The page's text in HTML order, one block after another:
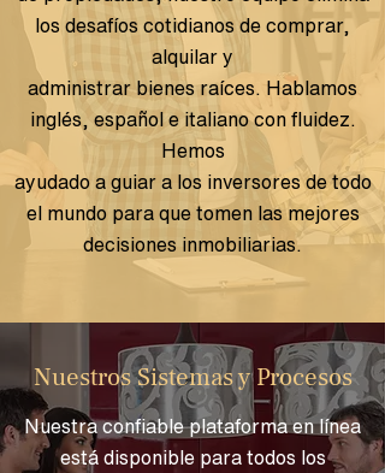
los desafíos cotidianos de comprar,
alquilar y
administrar bienes raíces. Hablamos
inglés, español e italiano con fluidez.
Hemos
ayudado a guiar a los inversores de todo
el mundo para que tomen las mejores
decisiones inmobiliarias.
Nuestros Sistemas y Procesos
Nuestra confiable plataforma en línea
está disponible para todos los